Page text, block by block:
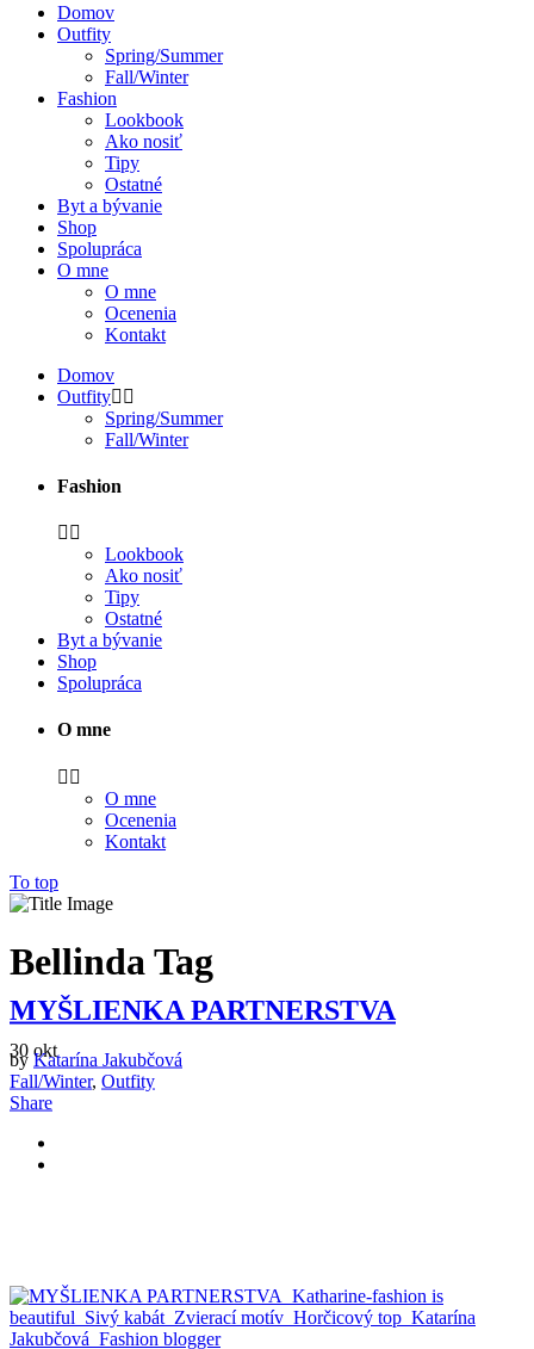
Domov
Outfity
Spring/Summer
Fall/Winter
Fashion
Lookbook
Ako nosiť
Tipy
Ostatné
Byt a bývanie
Shop
Spolupráca
O mne
O mne
Ocenenia
Kontakt
Domov
Outfity
Spring/Summer
Fall/Winter
Fashion
Lookbook
Ako nosiť
Tipy
Ostatné
Byt a bývanie
Shop
Spolupráca
O mne
O mne
Ocenenia
Kontakt
To top
Bellinda Tag
30 okt
MYŠLIENKA PARTNERSTVA
by Katarína Jakubčová
Fall/Winter, Outfity
Share